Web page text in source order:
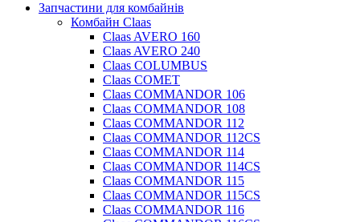
Запчастини для комбайнів
Комбайн Claas
Claas AVERO 160
Claas AVERO 240
Claas COLUMBUS
Claas COMET
Claas COMMANDOR 106
Claas COMMANDOR 108
Claas COMMANDOR 112
Claas COMMANDOR 112CS
Claas COMMANDOR 114
Claas COMMANDOR 114CS
Claas COMMANDOR 115
Claas COMMANDOR 115CS
Claas COMMANDOR 116